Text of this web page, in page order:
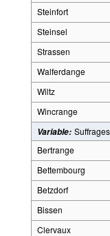
Steinfort
Steinsel
Strassen
Walferdange
Wiltz
Wincrange
Variable:
Bertrange
Bettembourg
Betzdorf
Bissen
Clervaux